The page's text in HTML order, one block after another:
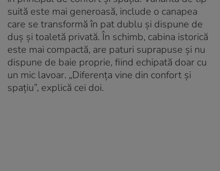
suită este mai generoasă, include o canapea
care se transformă în pat dublu și dispune de
duș și toaletă privată. În schimb, cabina istorică
este mai compactă, are paturi suprapuse și nu
dispune de baie proprie, fiind echipată doar cu
un mic lavoar. „Diferența vine din confort și
spațiu”, explică cei doi.